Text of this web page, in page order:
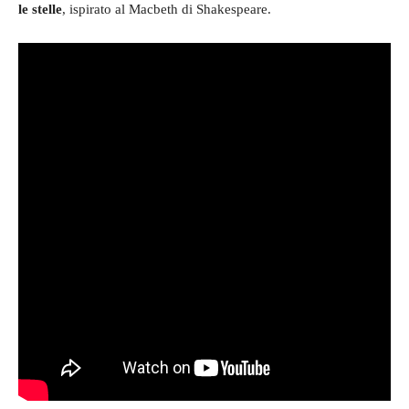
le stelle, ispirato al Macbeth di Shakespeare.